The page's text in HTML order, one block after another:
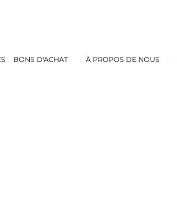
BONS D'ACHAT À PROPOS DE NOUS